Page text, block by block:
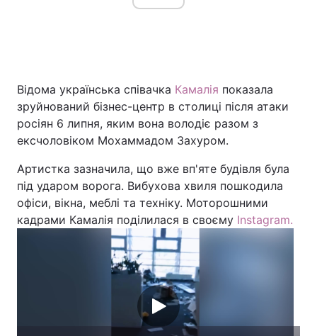
Головна Війна
Політика
Економіка Світ
Спорт Наука
Техно і зв'язок Лайт
Інциденти
Туризм
Погода
Відома українська співачка Камалія показала
зруйнований бізнес-центр в столиці після атаки
росіян 6 липня, яким вона володіє разом з
ексчоловіком Мохаммадом Захуром.
Артистка зазначила, що вже вп'яте будівля була
під ударом ворога. Вибухова хвиля пошкодила
офіси, вікна, меблі та техніку. Моторошними
кадрами Камалія поділилася в своєму Instagram.